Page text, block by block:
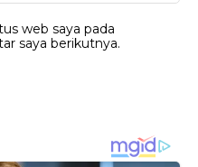
web saya pada
saya berikutnya.